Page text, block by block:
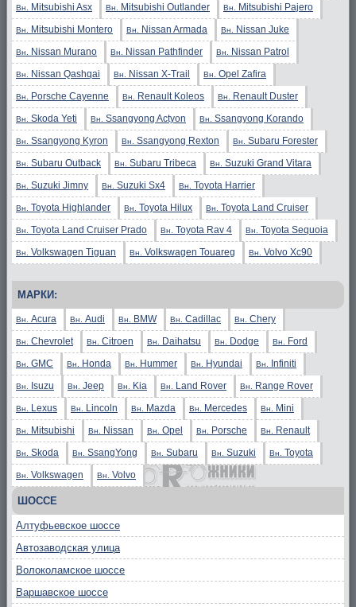
Вн. Mitsubishi Asx Вн. Mitsubishi Outlander Вн. Mitsubishi Pajero
Вн. Mitsubishi Montero Вн. Nissan Armada Вн. Nissan Juke
Вн. Nissan Murano Вн. Nissan Pathfinder Вн. Nissan Patrol
Вн. Nissan Qashqai Вн. Nissan X-Trail Вн. Opel Zafira
Вн. Porsche Cayenne Вн. Renault Koleos Вн. Renault Duster
Вн. Skoda Yeti Вн. Ssangyong Actyon Вн. Ssangyong Korando
Вн. Ssangyong Kyron Вн. Ssangyong Rexton Вн. Subaru Forester
Вн. Subaru Outback Вн. Subaru Tribeca Вн. Suzuki Grand Vitara
Вн. Suzuki Jimny Вн. Suzuki Sx4 Вн. Toyota Harrier
Вн. Toyota Highlander Вн. Toyota Hilux Вн. Toyota Land Cruiser
Вн. Toyota Land Cruiser Prado Вн. Toyota Rav 4 Вн. Toyota Sequoia
Вн. Volkswagen Tiguan Вн. Volkswagen Touareg Вн. Volvo Xc90
МАРКИ:
Вн. Acura Вн. Audi Вн. BMW Вн. Cadillac Вн. Chery
Вн. Chevrolet Вн. Citroen Вн. Daihatsu Вн. Dodge Вн. Ford
Вн. GMC Вн. Honda Вн. Hummer Вн. Hyundai Вн. Infiniti
Вн. Isuzu Вн. Jeep Вн. Kia Вн. Land Rover Вн. Range Rover
Вн. Lexus Вн. Lincoln Вн. Mazda Вн. Mercedes Вн. Mini
Вн. Mitsubishi Вн. Nissan Вн. Opel Вн. Porsche Вн. Renault
Вн. Skoda Вн. SsangYong Вн. Subaru Вн. Suzuki Вн. Toyota
Вн. Volkswagen Вн. Volvo
ШОССЕ
Алтуфьевское шоссе
Автозаводская улица
Волоколамское шоссе
Варшавское шоссе